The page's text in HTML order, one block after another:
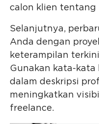
calon klien tentang
Selanjutnya,
Anda dengan
keterampilan
Gunakan kata-kata
dalam deskripsi
meningkatkan
freelance.